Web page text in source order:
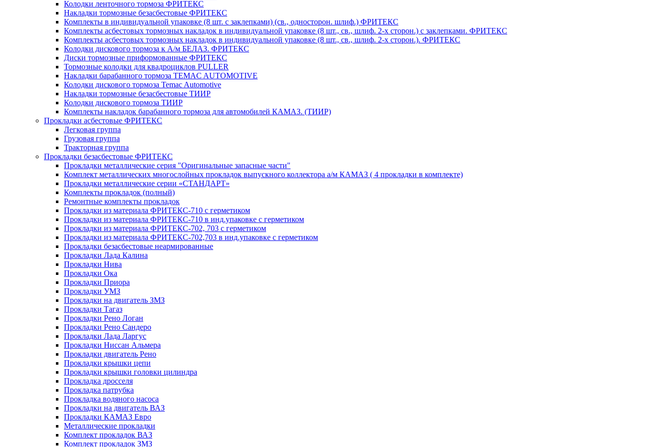
Колодки ленточного тормоза ФРИТЕКС
Накладки тормозные безасбестовые ФРИТЕКС
Комплекты в индивидуальной упаковке (8 шт. с заклепками) (св., односторон. шлиф.) ФРИТЕКС
Комплекты асбестовых тормозных накладок в индивидуальной упаковке (8 шт., св., шлиф. 2-х сторон.) c заклепками. ФРИТЕКС
Комплекты асбестовых тормозных накладок в индивидуальной упаковке (8 шт., св., шлиф. 2-х сторон.). ФРИТЕКС
Колодки дискового тормоза к А/м БЕЛАЗ. ФРИТЕКС
Диски тормозные приформованные ФРИТЕКС
Тормозные колодки для квадроциклов PULLER
Накладки барабанного тормоза TEMAC AUTOMOTIVE
Колодки дискового тормоза Temac Automotive
Накладки тормозные безасбестовые ТИИР
Колодки дискового тормоза ТИИР
Комплекты накладок барабанного тормоза для автомобилей КАМАЗ. (ТИИР)
Прокладки асбестовые ФРИТЕКС
Легковая группа
Грузовая группа
Тракторная группа
Прокладки безасбестовые ФРИТЕКС
Прокладки металлические серия "Оригинальные запасные части"
Комплект металлических многослойных прокладок выпускного коллектора а/м КАМАЗ ( 4 прокладки в комплекте)
Прокладки металлические серии «СТАНДАРТ»
Комплекты прокладок (полный)
Ремонтные комплекты прокладок
Прокладки из материала ФРИТЕКС-710 с герметиком
Прокладки из материала ФРИТЕКС-710 в инд.упаковке с герметиком
Прокладки из материала ФРИТЕКС-702, 703 с герметиком
Прокладки из материала ФРИТЕКС-702,703 в инд.упаковке с герметиком
Прокладки безасбестовые неармированные
Прокладки Лада Калина
Прокладки Нива
Прокладки Ока
Прокладки Приора
Прокладки УМЗ
Прокладки на двигатель ЗМЗ
Прокладки Тагаз
Прокладки Рено Логан
Прокладки Рено Сандеро
Прокладки Лада Ларгус
Прокладки Ниссан Альмера
Прокладки двигатель Рено
Прокладки крышки цепи
Прокладки крышки головки цилиндра
Прокладка дросселя
Прокладка патрубка
Прокладка водяного насоса
Прокладки на двигатель ВАЗ
Прокладки КАМАЗ Евро
Металлические прокладки
Комплект прокладок ВАЗ
Комплект прокладок ЗМЗ